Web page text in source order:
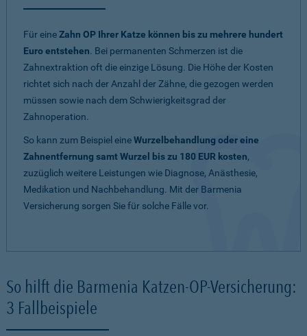
Für eineZahn OP Ihrer Katze können bis zu mehrere hundert
Euro entstehen. Bei permanenten Schmerzen ist die
Zahnextraktion oft die einzige Lösung. Die Höhe der Kosten
richtet sich nach der Anzahl der Zähne, die gezogen werden
müssen sowie nach dem Schwierigkeitsgrad der
Zahnoperation.
So kann zum Beispiel eineWurzelbehandlung oder eine
Zahnentfernung samt Wurzel bis zu 180 EUR kosten,
zuzüglich weitere Leistungen wie Diagnose, Anästhesie,
Medikation und Nachbehandlung. Mit der Barmenia
Versicherung sorgen Sie für solche Fälle vor.
So hilft die Barmenia Katzen-OP-Versicherung:
3 Fallbeispiele